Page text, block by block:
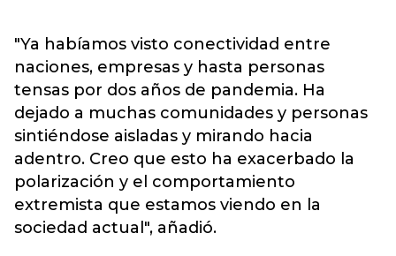
"Ya habíamos visto conectividad entre
naciones, empresas y hasta personas
tensas por dos años de pandemia. Ha
dejado a muchas comunidades y personas
sintiéndose aisladas y mirando hacia
adentro. Creo que esto ha exacerbado la
polarización y el comportamiento
extremista que estamos viendo en la
sociedad actual", añadió.